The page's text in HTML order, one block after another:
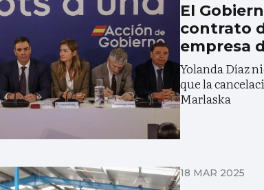
El
contrato
empresa
Yolanda Díaz
que la
Marlaska
18 MAR 2025